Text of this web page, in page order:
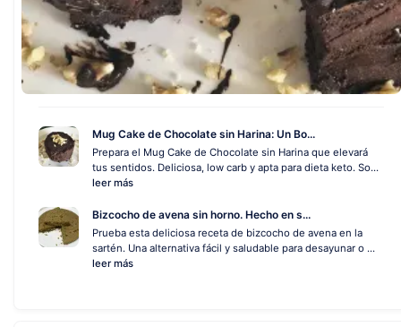
Mug Cake de Chocolate sin Harina: Un Bo...
Prepara el Mug Cake de Chocolate sin Harina que elevará
tus sentidos. Deliciosa, low carb y apta para dieta keto. So...
leer más
Bizcocho de avena sin horno. Hecho en s...
Prueba esta deliciosa receta de bizcocho de avena en la
sartén. Una alternativa fácil y saludable para desayunar o ...
leer más